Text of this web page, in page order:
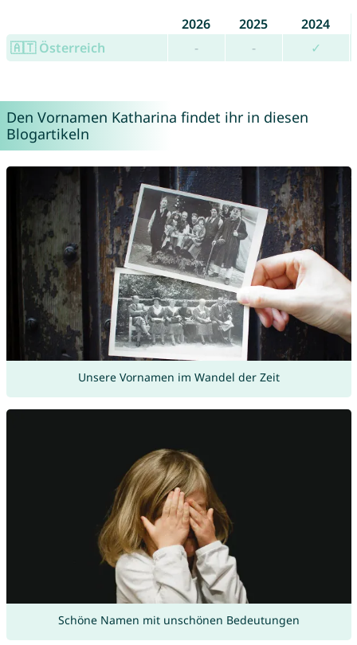
2026 2025
2024
🇦🇹 Österreich
- - ✓
Den Vornamen Katharina findet ihr in diesen
Blogartikeln
Unsere Vornamen im Wandel der Zeit
Schöne Namen mit unschönen Bedeutungen